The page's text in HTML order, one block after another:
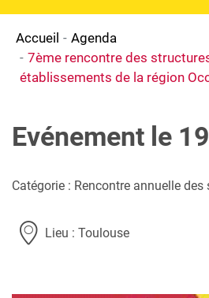
Accueil
Agenda
7ème rencontre des
établissements de la région
Evénement le
Catégorie : Rencontre annuelle
Lieu : Toulouse